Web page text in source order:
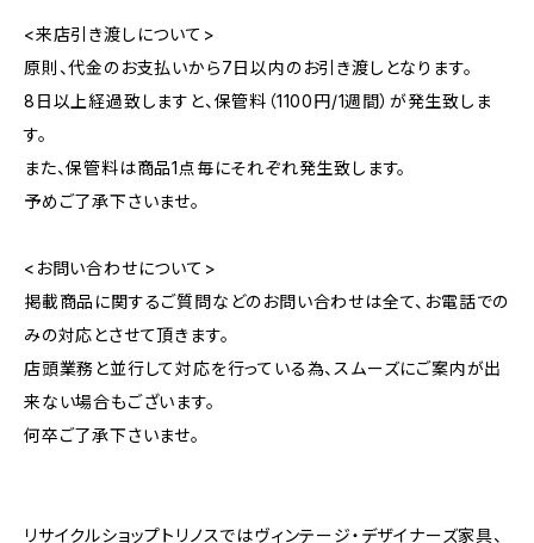
<来店引き渡しについて>
原則、代金のお支払いから7日以内のお引き渡しとなります。
8日以上経過致しますと、保管料（1100円/1週間）が発生致しま
す。
また、保管料は商品1点毎にそれぞれ発生致します。
予めご了承下さいませ。
<お問い合わせについて>
掲載商品に関するご質問などのお問い合わせは全て、お電話での
みの対応とさせて頂きます。
店頭業務と並行して対応を行っている為、スムーズにご案内が出
来ない場合もございます。
何卒ご了承下さいませ。
リサイクルショップトリノスではヴィンテージ・デザイナーズ家具、